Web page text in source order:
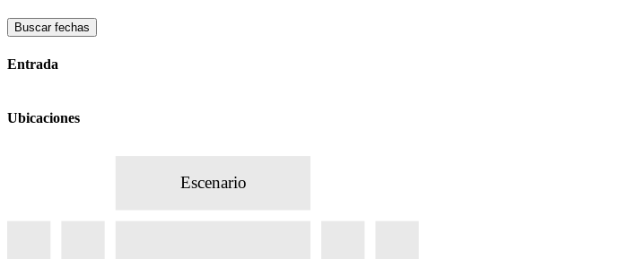
Buscar fechas
Entrada
Ubicaciones
Escenario